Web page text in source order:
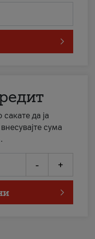
сакате да ја
сума
- +